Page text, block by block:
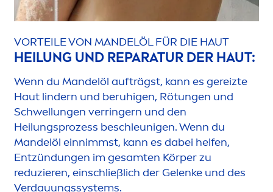
VORTEILE VON MANDELÖL FÜR DIE HAUT
HEILUNG UND REPARATUR DER HAUT:
Wenn du Mandelöl aufträgst, kann es gereizte
Haut lindern und beruhigen, Rötungen und
Schwellungen verringern und den
Heilungsprozess beschleunigen. Wenn du
Mandelöl einnimmst, kann es dabei helfen,
Entzündungen im gesamten Körper zu
reduzieren, einschließlich der Gelenke und des
Verdauungssystems.